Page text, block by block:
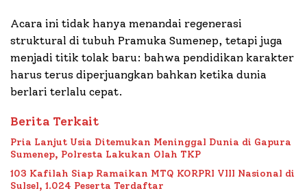
Acara ini tidak hanya menandai regenerasi
struktural di tubuh Pramuka Sumenep, tetapi juga
menjadi titik tolak baru: bahwa pendidikan karakter
harus terus diperjuangkan bahkan ketika dunia
berlari terlalu cepat.
Berita Terkait
Pria Lanjut Usia Ditemukan Meninggal Dunia di Gapura
Sumenep, Polresta Lakukan Olah TKP
103 Kafilah Siap Ramaikan MTQ KORPRI VIII Nasional di
Sulsel, 1.024 Peserta Terdaftar